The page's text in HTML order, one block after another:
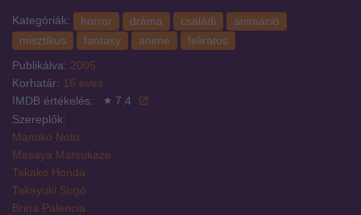
Kategóriák: horror dráma családi
animáció
misztikus
fantasy anime
feliratos
Publikálva: 2005
Korhatár: 16 éves
IMDB értékelés:
7.4
Szereplők:
Mamiko Noto
Masaya Matsukaze
Takako Honda
Takayuki Sugô
Brina Palencia